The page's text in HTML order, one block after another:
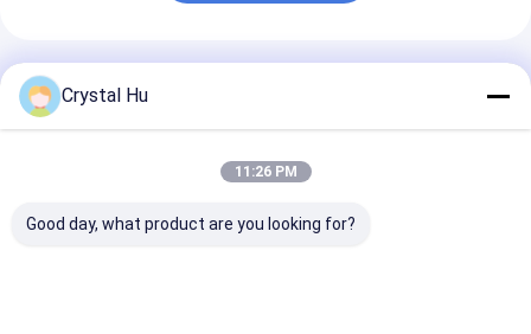
Geadviseerde Producten
Crystal Hu
11:26 PM
Good day, what product are you looking for?